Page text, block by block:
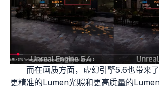
而在画质方面，虚幻引擎5.6也带来
更精准的Lumen光照和更高质量的Lumen